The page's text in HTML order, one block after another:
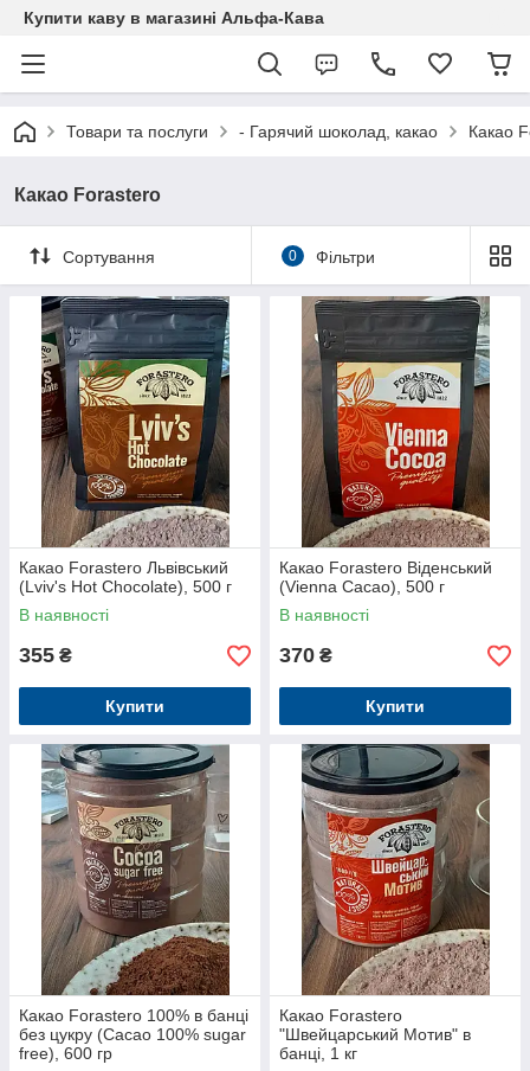
Купити каву в магазині Альфа-Кава
Товари та послуги - Гарячий шоколад, какао Какао
Какао Forastero
Сортування 0 Фільтри
Какао Forastero Львівський
(Lviv's Hot Chocolate), 500 г
В наявності
355 ₴
Купити
Какао Forastero Віденський
(Vienna Cacao), 500 г
В наявності
370 ₴
Купити
Какао Forastero 100% в банці
без цукру (Cacao 100% sugar
free), 600 гр
Какао Forastero
"Швейцарський Мотив" в
банці, 1 кг